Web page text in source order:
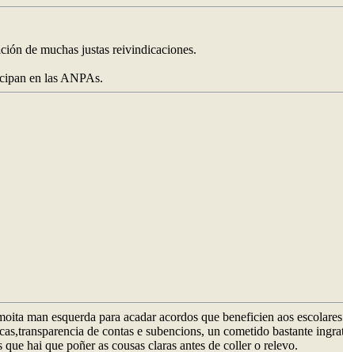
de muchas justas reivindicaciones.
en las ANPAs.
man esquerda para acadar acordos que beneficien aos
de contas e subencions, un cometido bastante
hai que poñer as cousas claras antes de coller o relevo.